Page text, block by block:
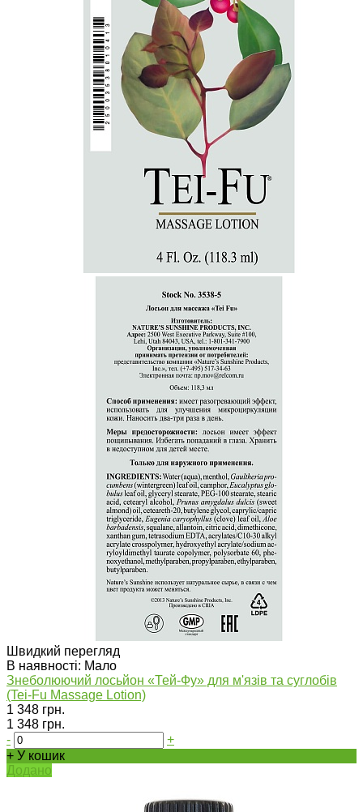
Швидкий перегляд
В наявності: Мало
Знеболюючий лосьйон «Тей-Фу» для м'язів та суглобів
(Tei-Fu Massage Lotion)
1 348 грн.
1 348 грн.
-
+
+ У кошик
Додано